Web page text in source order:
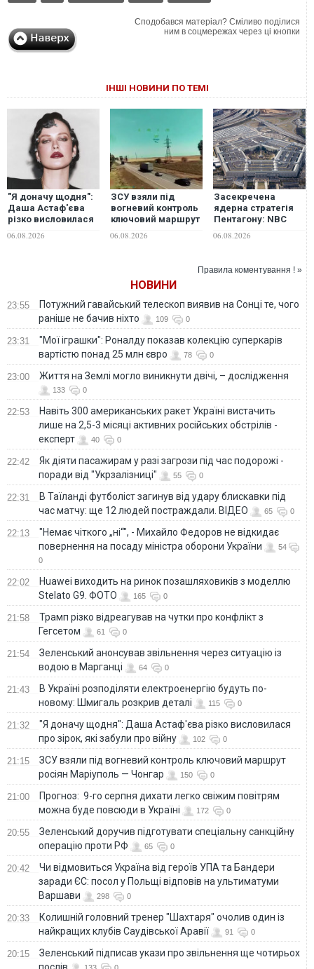
Сподобався матеріал? Сміливо поділися
ним в соцмережах через ці кнопки
ІНШІ НОВИНИ ПО ТЕМІ
"Я доначу щодня":
Даша Астаф'єва
різко висловилася
забули про війну
06.08.2026
ЗСУ взяли під
вогневий контроль
ключовий маршрут
Чонгар
06.08.2026
Засекречена
ядерна стратегія
Пентагону: NBC
можливий
06.08.2026
Правила коментування ! »
НОВИНИ
23:55
Потужний гавайський телескоп виявив на Сонці те, чого
раніше не бачив ніхто
109 0
23:31
"Мої іграшки": Роналду показав колекцію суперкарів
вартістю понад 25 млн євро
78 0
23:00 Життя на Землі могло виникнути двічі, – дослідження
133 0
22:53
Навіть 300 американських ракет Україні вистачить
лише на 2,5-3 місяці активних російських обстрілів -
експерт
40 0
22:42
Як діяти пасажирам у разі загрози під час подорожі -
поради від "Укрзалізниці"
55 0
22:31
В Таїланді футболіст загинув від удару блискавки під
час матчу: ще 12 людей постраждали. ВІДЕО
65 0
22:13
"Немає чіткого „ні“", - Михайло Федоров не відкидає
повернення на посаду міністра оборони України
54
0
22:02
Huawei виходить на ринок позашляховиків з моделлю
Stelato G9. ФОТО
165 0
21:58
Трамп різко відреагував на чутки про конфлікт з
Гегсетом
61 0
21:54
Зеленський анонсував звільнення через ситуацію із
водою в Марганці
64 0
21:43
В Україні розподіляти електроенергію будуть по-
новому: Шмигаль розкрив деталі
115 0
21:32
"Я доначу щодня": Даша Астаф'єва різко висловилася
про зірок, які забули про війну
102 0
21:15
ЗСУ взяли під вогневий контроль ключовий маршрут
росіян Маріуполь — Чонгар
150 0
21:00
Прогноз: 9-го серпня дихати легко свіжим повітрям
можна буде повсюди в Україні
172 0
20:55
Зеленський доручив підготувати спеціальну санкційну
операцію проти РФ
65 0
20:42
Чи відмовиться Україна від героїв УПА та Бандери
заради ЄС: посол у Польщі відповів на ультиматуми
Варшави
298 0
20:33
Колишній головний тренер "Шахтаря" очолив один із
найкращих клубів Саудівської Аравії
91 0
20:15
Зеленський підписав укази про звільнення ще чотирьох